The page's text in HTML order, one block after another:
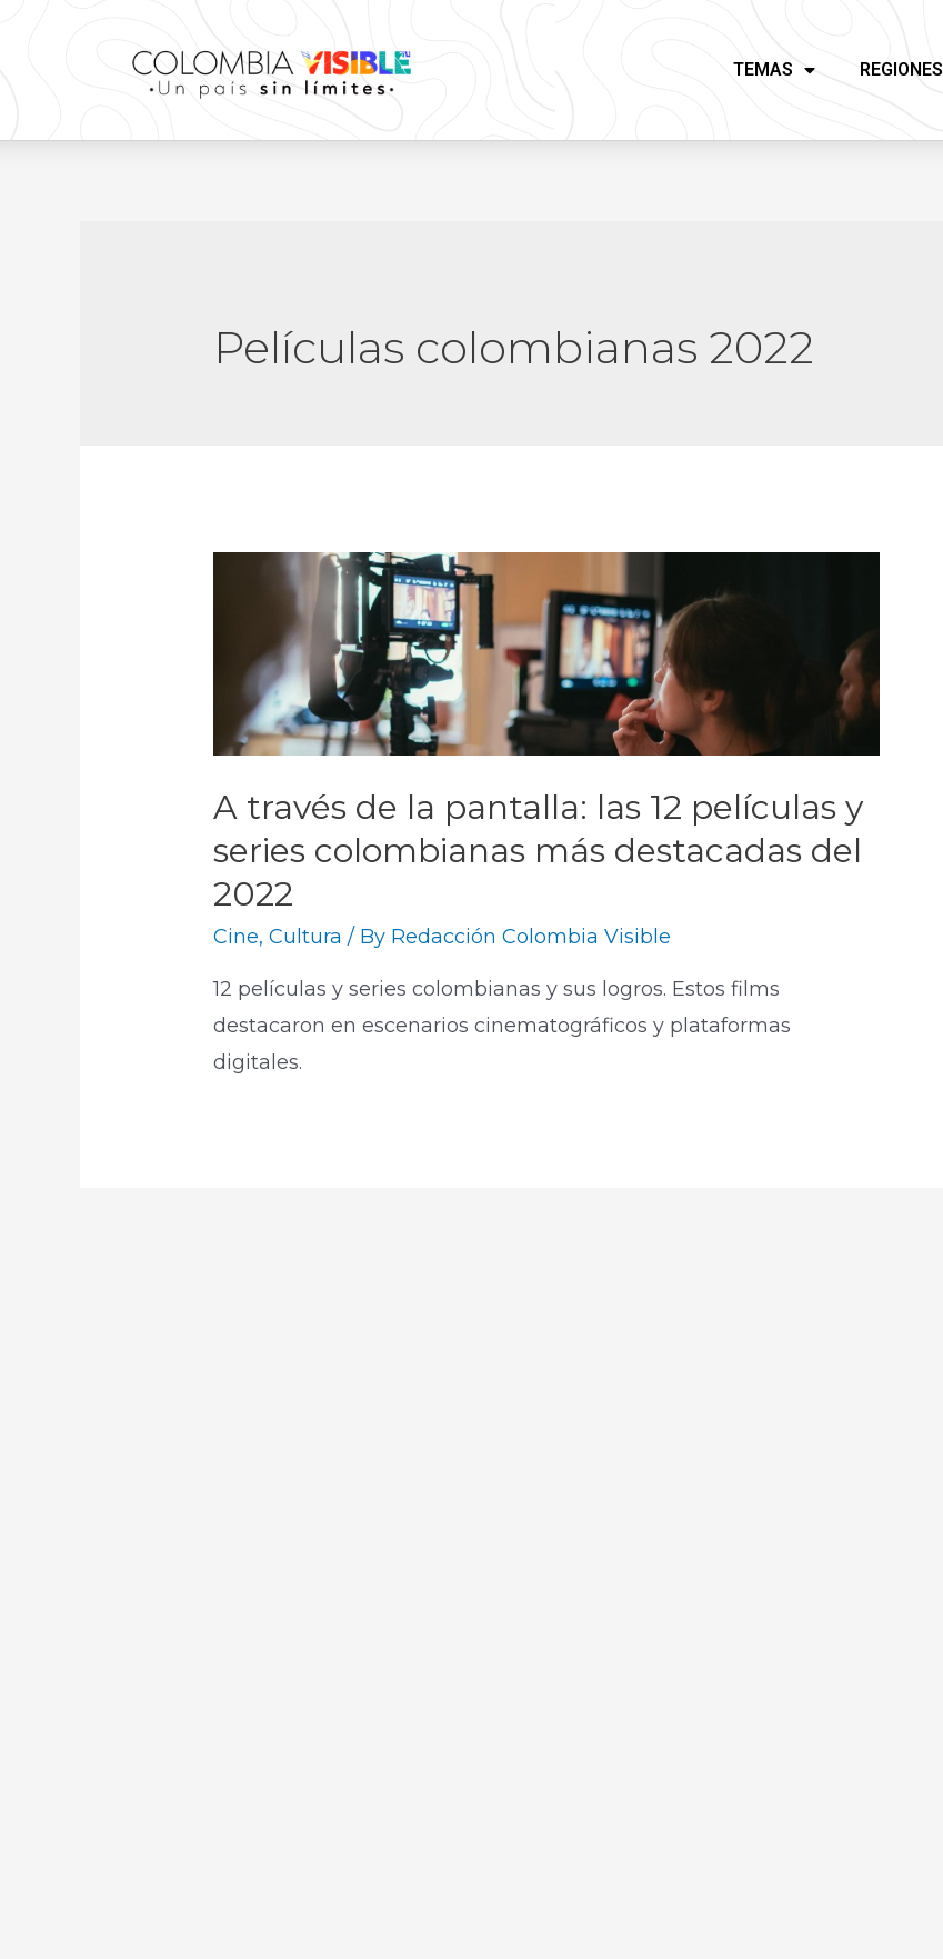
TEMAS REGIONES
Películas colombianas 2022
A través de la pantalla: las 12 películas y
series colombianas más destacadas del
2022
Cine,Cultura / By Redacción Colombia Visible
12 películas y series colombianas y sus logros. Estos films
destacaron en escenarios cinematográficos y plataformas
digitales.​